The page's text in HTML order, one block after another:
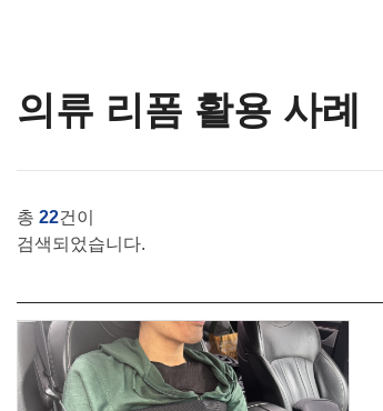
의류 리폼 활용 사례
총 22건이
검색되었습니다.